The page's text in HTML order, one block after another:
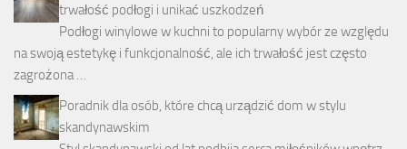
trwałość podłogi i unikać uszkodzeń
Podłogi winylowe w kuchni to popularny wybór ze względu
na swoją estetykę i funkcjonalność, ale ich trwałość jest często
zagrożona …
Poradnik dla osób, które chcą urządzić dom w stylu
skandynawskim